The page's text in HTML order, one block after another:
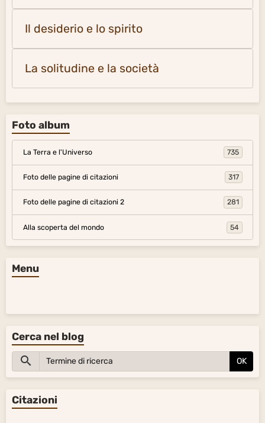
Il desiderio e lo spirito
La solitudine e la società
Foto album
La Terra e l'Universo 735
Foto delle pagine di citazioni 317
Foto delle pagine di citazioni 2 281
Alla scoperta del mondo 54
Menu
Cerca nel blog
OK
Citazioni